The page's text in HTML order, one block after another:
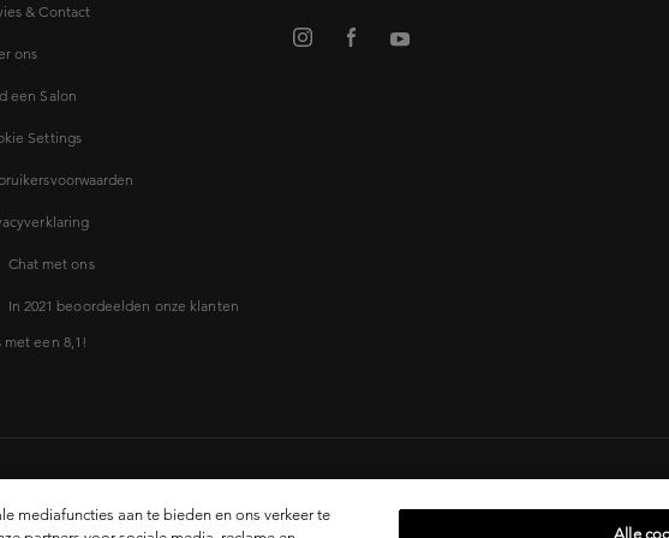
& Contact
ons
een Salon
Settings
Chat met ons
In 2021 beoordeelden onze klanten
met een 8,1!
mediafuncties aan te bieden en ons verkeer te
Alle